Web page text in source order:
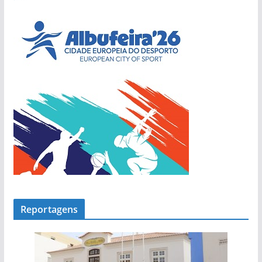
Reportagens